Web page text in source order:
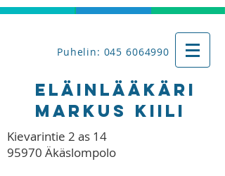
Puhelin: 045 6064990
Eläinlääkäri
Markus Kiili
Kievarintie 2 as 14
95970 Äkäslompolo